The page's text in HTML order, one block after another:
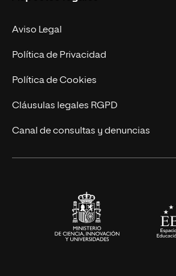
Experto Universitario
Postgrados
Cursos Universitarios
Nuestro Equipo
Trabaja en UNIR
Actualidad
UNIR Revista
Eventos
Aviso Legal
Política de Privacidad
Política de Cookies
Cláusulas legales RGPD
Canal de consultas y denuncias